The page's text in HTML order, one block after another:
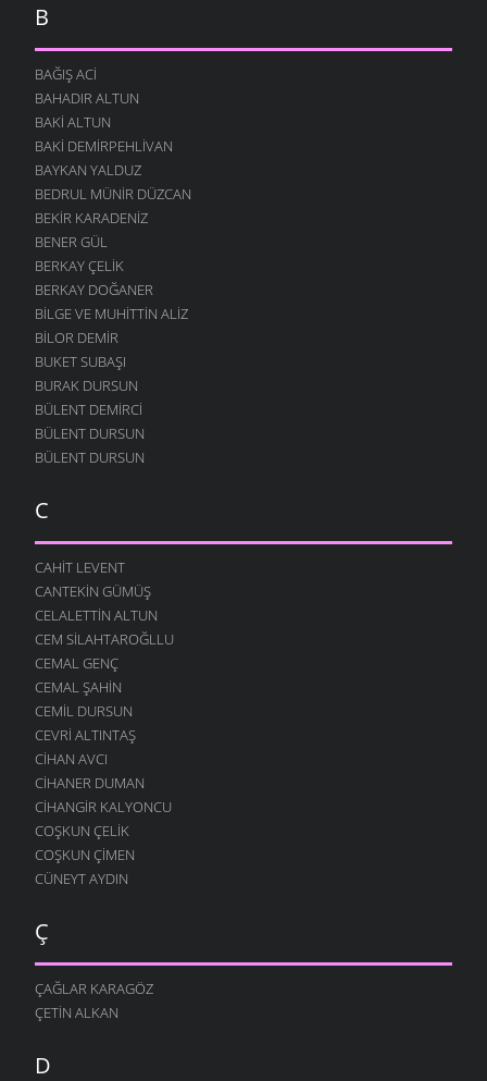
B
BAĞIŞ ACI
BAHADIR ALTUN
BAKI ALTUN
BAKI DEMIRPEHLIVAN
BAYKAN YALDUZ
BEDRUL MÜNIR DÜZCAN
BEKIR KARADENIZ
BENER GÜL
BERKAY ÇELIK
BERKAY DOĞANER
BILGE VE MUHITTIN ALIZ
BILOR DEMIR
BUKET SUBAŞI
BURAK DURSUN
BÜLENT DEMIRCI
BÜLENT DURSUN
BÜLENT DURSUN
C
CAHIT LEVENT
CANTEKIN GÜMÜŞ
CELALETTIN ALTUN
CEM SILAHTAROĞLLU
CEMAL GENÇ
CEMAL ŞAHIN
CEMIL DURSUN
CEVRI ALTINTAŞ
CIHAN AVCI
CIHANER DUMAN
CIHANGIR KALYONCU
COŞKUN ÇELIK
COŞKUN ÇIMEN
CÜNEYT AYDIN
Ç
ÇAĞLAR KARAGÖZ
ÇETIN ALKAN
D